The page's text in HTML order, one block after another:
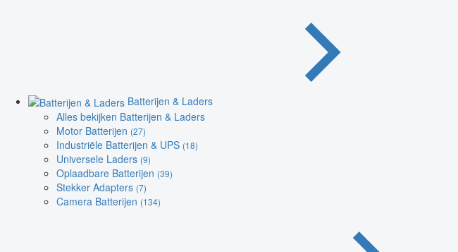
Batterijen & Laders
Alles bekijken Batterijen & Laders
Motor Batterijen (27)
Industriële Batterijen & UPS (18)
Universele Laders (9)
Oplaadbare Batterijen (39)
Stekker Adapters (7)
Camera Batterijen (134)